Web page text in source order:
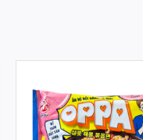
OPPA OTTOGI 65G